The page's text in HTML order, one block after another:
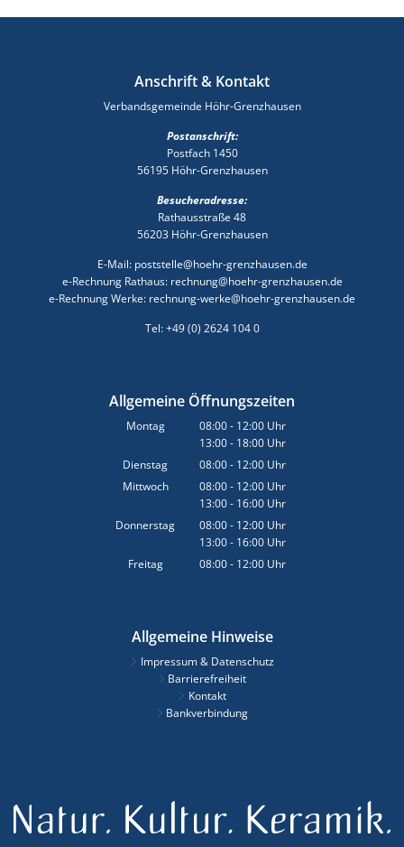
Anschrift & Kontakt
Verbandsgemeinde Höhr-Grenzhausen
Postanschrift:
Postfach 1450
56195 Höhr-Grenzhausen
Besucheradresse:
Rathausstraße 48
56203 Höhr-Grenzhausen
E-Mail: poststelle@hoehr-grenzhausen.de
e-Rechnung Rathaus: rechnung@hoehr-grenzhausen.de
e-Rechnung Werke: rechnung-werke@hoehr-grenzhausen.de
Tel: +49 (0) 2624 104 0
Allgemeine Öffnungszeiten
Montag 08:00- 12:00 Uhr
Von 08:00 bis 12:00 Uhr
13:00- 18:00 Uhr
Von 13:00 bis 18:00 Uhr
Dienstag 08:00- 12:00 Uhr
Von 08:00 bis 12:00 Uhr
Mittwoch 08:00- 12:00 Uhr
Von 08:00 bis 12:00 Uhr
13:00- 16:00 Uhr
Von 13:00 bis 16:00 Uhr
Donnerstag 08:00- 12:00 Uhr
Von 08:00 bis 12:00 Uhr
13:00- 16:00 Uhr
Von 13:00 bis 16:00 Uhr
Freitag 08:00- 12:00 Uhr
Allgemeine Hinweise
Impressum & Datenschutz
Barrierefreiheit
Kontakt
Bankverbindung